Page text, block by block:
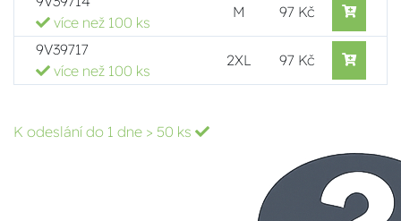
více než 100 ks
M 97 Kč
9V39717
více než 100 ks
2XL 97 Kč
K odeslání do 1 dne > 50 ks